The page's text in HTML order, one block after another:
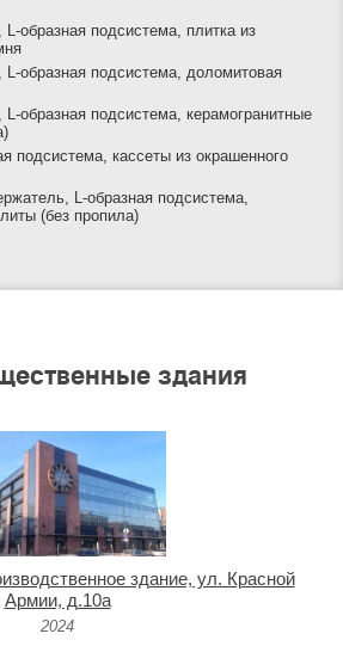
образная подсистема, плитка из
L-образная подсистема, доломитовая
образная подсистема, керамогранитные
подсистема, кассеты из окрашенного
L-образная подсистема,
(без пропила)
здания
здание, ул. Красной
Армии, д.10а
2024